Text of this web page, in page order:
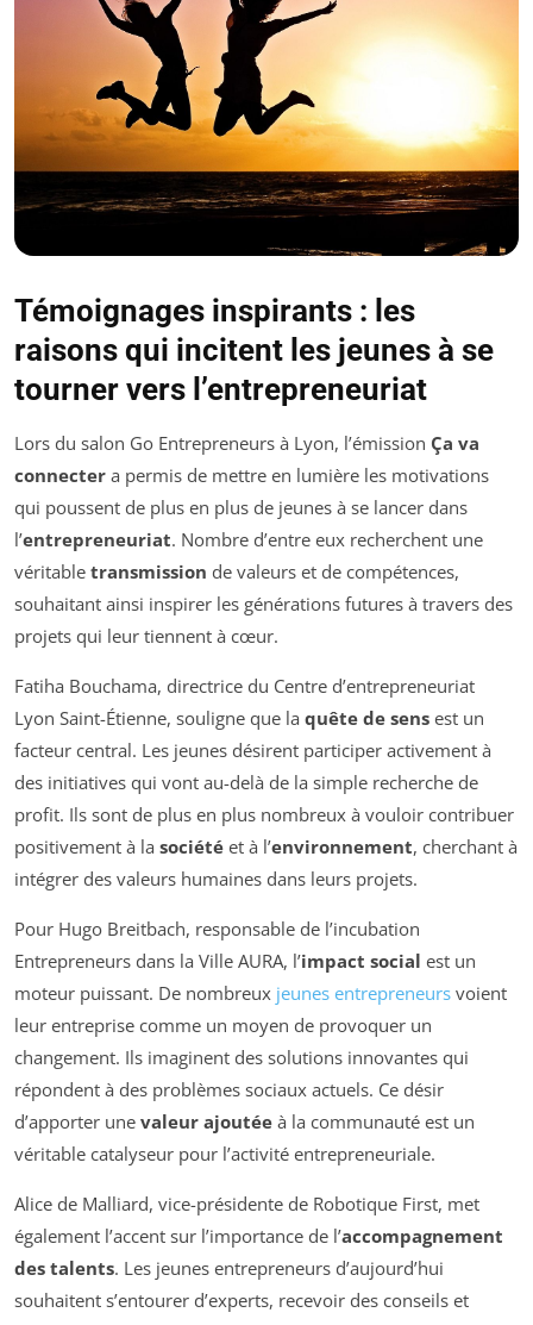
Témoignages inspirants : les
raisons qui incitent les jeunes à se
tourner vers l’entrepreneuriat
Lors du salon Go Entrepreneurs à Lyon, l’émission Ça va
connecter a permis de mettre en lumière les motivations
qui poussent de plus en plus de jeunes à se lancer dans
l’entrepreneuriat. Nombre d’entre eux recherchent une
véritable transmission de valeurs et de compétences,
souhaitant ainsi inspirer les générations futures à travers des
projets qui leur tiennent à cœur.
Fatiha Bouchama, directrice du Centre d’entrepreneuriat
Lyon Saint-Étienne, souligne que la quête de sens est un
facteur central. Les jeunes désirent participer activement à
des initiatives qui vont au-delà de la simple recherche de
profit. Ils sont de plus en plus nombreux à vouloir contribuer
positivement à la société et à l’environnement, cherchant à
intégrer des valeurs humaines dans leurs projets.
Pour Hugo Breitbach, responsable de l’incubation
Entrepreneurs dans la Ville AURA, l’impact social est un
moteur puissant. De nombreux jeunes entrepreneurs voient
leur entreprise comme un moyen de provoquer un
changement. Ils imaginent des solutions innovantes qui
répondent à des problèmes sociaux actuels. Ce désir
d’apporter une valeur ajoutée à la communauté est un
véritable catalyseur pour l’activité entrepreneuriale.
Alice de Malliard, vice-présidente de Robotique First, met
également l’accent sur l’importance de l’accompagnement
des talents. Les jeunes entrepreneurs d’aujourd’hui
souhaitent s’entourer d’experts, recevoir des conseils et